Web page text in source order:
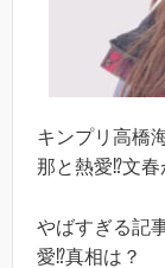
キンプリ高橋
那と熱愛⁉︎文
やばすぎる記
愛⁉︎真相は？